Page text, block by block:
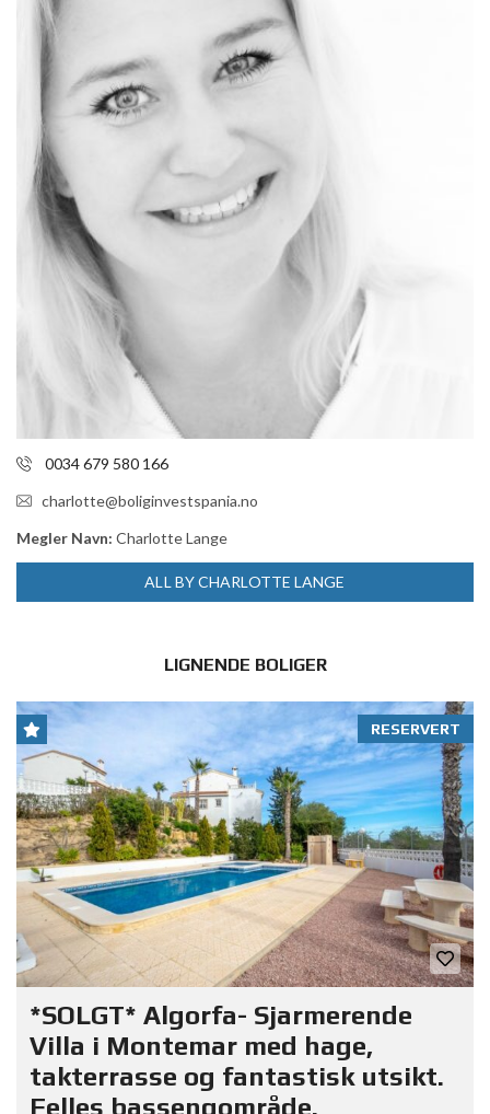
0034 679 580 166
charlotte@boliginvestspania.no
Megler Navn: Charlotte Lange
ALL BY CHARLOTTE LANGE
LIGNENDE BOLIGER
RESERVERT
*SOLGT* Algorfa- Sjarmerende
Villa i Montemar med hage,
takterrasse og fantastisk utsikt.
Felles bassengområde.